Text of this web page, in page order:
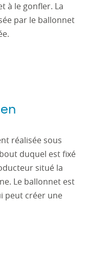
à le gonfler. La
par le ballonnet
réalisée sous
duquel est fixé
situé la
Le ballonnet est
peut créer une